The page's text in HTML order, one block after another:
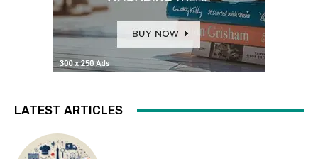
LATEST ARTICLES